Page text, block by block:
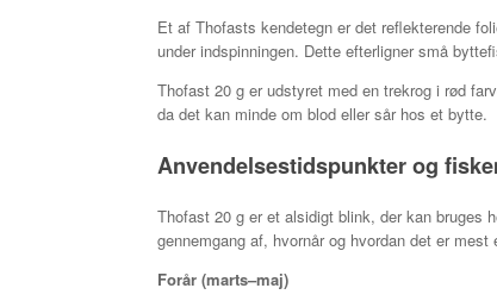
Et af Thofasts kendetegn er det reflekterende
under indspinningen. Dette efterligner små
Thofast 20 g er udstyret med en trekrog i rød
da det kan minde om blod eller sår hos et bytte.
Anvendelsestidspunkter og
Thofast 20 g er et alsidigt blink, der kan bruges
gennemgang af, hvornår og hvordan det er mest
Forår (marts–maj)